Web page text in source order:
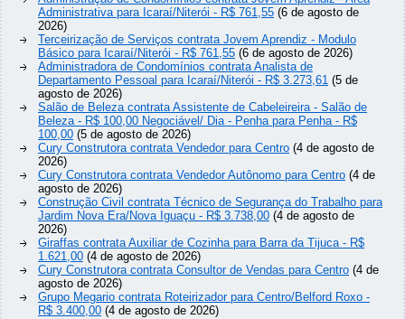
Administrativa para Icaraí/Niterói - R$ 761,55 (6 de agosto de
2026)
Terceirização de Serviços contrata Jovem Aprendiz - Modulo
Básico para Icaraí/Niterói - R$ 761,55 (6 de agosto de 2026)
Administradora de Condomínios contrata Analista de
Departamento Pessoal para Icaraí/Niterói - R$ 3.273,61 (5 de
agosto de 2026)
Salão de Beleza contrata Assistente de Cabeleireira - Salão de
Beleza - R$ 100,00 Negociável/ Dia - Penha para Penha - R$
100,00 (5 de agosto de 2026)
Cury Construtora contrata Vendedor para Centro (4 de agosto de
2026)
Cury Construtora contrata Vendedor Autônomo para Centro (4 de
agosto de 2026)
Construção Civil contrata Técnico de Segurança do Trabalho para
Jardim Nova Era/Nova Iguaçu - R$ 3.738,00 (4 de agosto de
2026)
Giraffas contrata Auxiliar de Cozinha para Barra da Tijuca - R$
1.621,00 (4 de agosto de 2026)
Cury Construtora contrata Consultor de Vendas para Centro (4 de
agosto de 2026)
Grupo Megario contrata Roteirizador para Centro/Belford Roxo -
R$ 3.400,00 (4 de agosto de 2026)